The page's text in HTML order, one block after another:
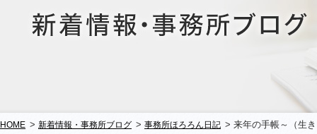
HOME > 新着情報・事務所ブログ > 事務所ほろろん日記 > 来年の手帳～（生